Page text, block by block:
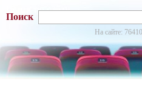
Поиск
На сайте: